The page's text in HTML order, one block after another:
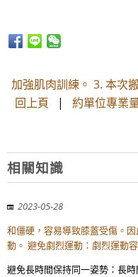
加強肌肉訓練。 3. 本次
回上頁 | 約單位專業
相關知識
2023-05-28
和僵硬，容易導致膝蓋受傷。
動。 避免劇烈運動：劇烈運動
避免長時間保持同一姿勢：長